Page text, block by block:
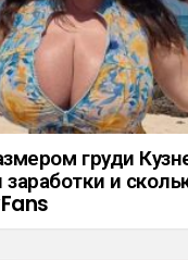
груди
и